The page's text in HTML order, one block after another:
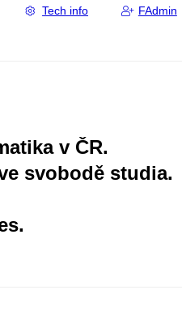
Tech info FAdmin
v ČR.
svobodě studia.